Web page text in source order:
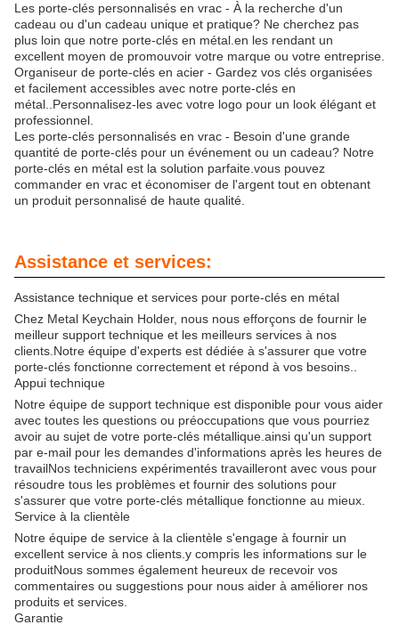
Les porte-clés personnalisés en vrac - À la recherche d'un
cadeau ou d'un cadeau unique et pratique? Ne cherchez pas
plus loin que notre porte-clés en métal.en les rendant un
excellent moyen de promouvoir votre marque ou votre entreprise.
Organiseur de porte-clés en acier - Gardez vos clés organisées
et facilement accessibles avec notre porte-clés en
métal..Personnalisez-les avec votre logo pour un look élégant et
professionnel.
Les porte-clés personnalisés en vrac - Besoin d'une grande
quantité de porte-clés pour un événement ou un cadeau? Notre
porte-clés en métal est la solution parfaite.vous pouvez
commander en vrac et économiser de l'argent tout en obtenant
un produit personnalisé de haute qualité.
Assistance et services:
Assistance technique et services pour porte-clés en métal
Chez Metal Keychain Holder, nous nous efforçons de fournir le
meilleur support technique et les meilleurs services à nos
clients.Notre équipe d'experts est dédiée à s'assurer que votre
porte-clés fonctionne correctement et répond à vos besoins..
Appui technique
Notre équipe de support technique est disponible pour vous aider
avec toutes les questions ou préoccupations que vous pourriez
avoir au sujet de votre porte-clés métallique.ainsi qu'un support
par e-mail pour les demandes d'informations après les heures de
travailNos techniciens expérimentés travailleront avec vous pour
résoudre tous les problèmes et fournir des solutions pour
s'assurer que votre porte-clés métallique fonctionne au mieux.
Service à la clientèle
Notre équipe de service à la clientèle s'engage à fournir un
excellent service à nos clients.y compris les informations sur le
produitNous sommes également heureux de recevoir vos
commentaires ou suggestions pour nous aider à améliorer nos
produits et services.
Garantie